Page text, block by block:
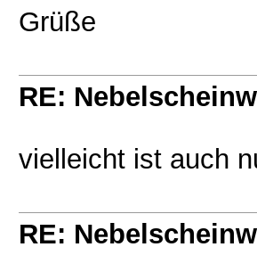
Grüße
RE:
vielleicht ist auch
RE: